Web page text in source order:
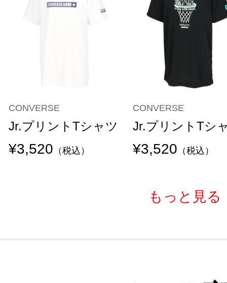
CONVERSE
Jr.プリントTシャツ
¥3,520 （税込）
CONVERSE
Jr.プリントTシ
¥3,520 （税込）
もっと見る